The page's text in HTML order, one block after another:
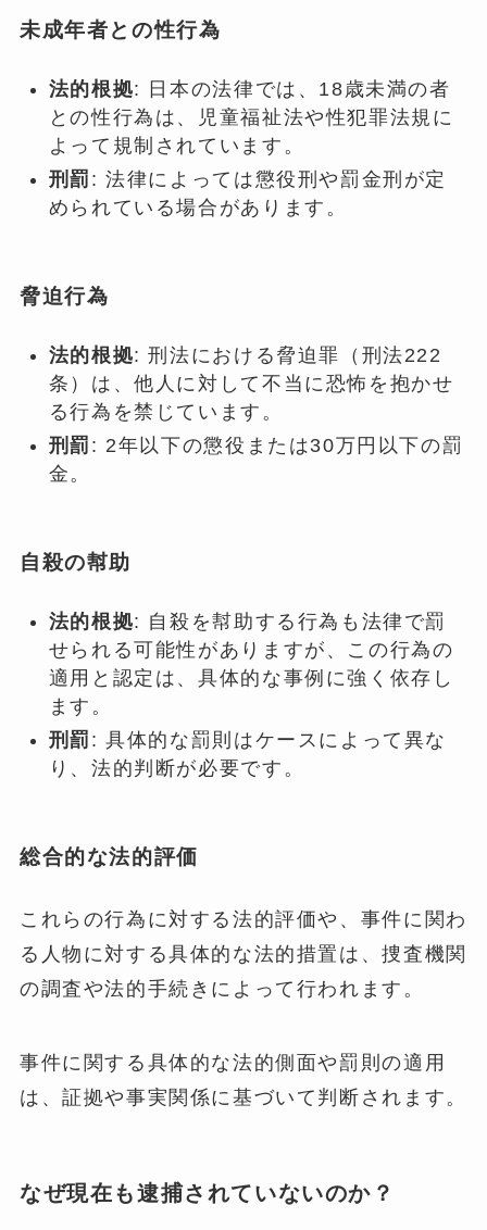
未成年者との性行為
法的根拠: 日本の法律では、18歳未満の者
との性行為は、児童福祉法や性犯罪法規に
よって規制されています。
刑罰 : 法律によっては懲役刑や罰金刑が定
められている場合があります。
脅迫行為
法的根拠: 刑法における脅迫罪（刑法222
条）は、他人に対して不当に恐怖を抱かせ
る行為を禁じています。
刑罰 : 2年以下の懲役または30万円以下の罰
金。
自殺の幇助
法的根拠: 自殺を幇助する行為も法律で罰
せられる可能性がありますが、この行為の
適用と認定は、具体的な事例に強く依存し
ます。
刑罰 : 具体的な罰則はケースによって異な
り、法的判断が必要です。
総合的な法的評価
これらの行為に対する法的評価や、事件に関わ
る人物に対する具体的な法的措置は、捜査機関
の調査や法的手続きによって行われます。
事件に関する具体的な法的側面や罰則の適用
は、証拠や事実関係に基づいて判断されます。
なぜ現在も逮捕されていないのか？